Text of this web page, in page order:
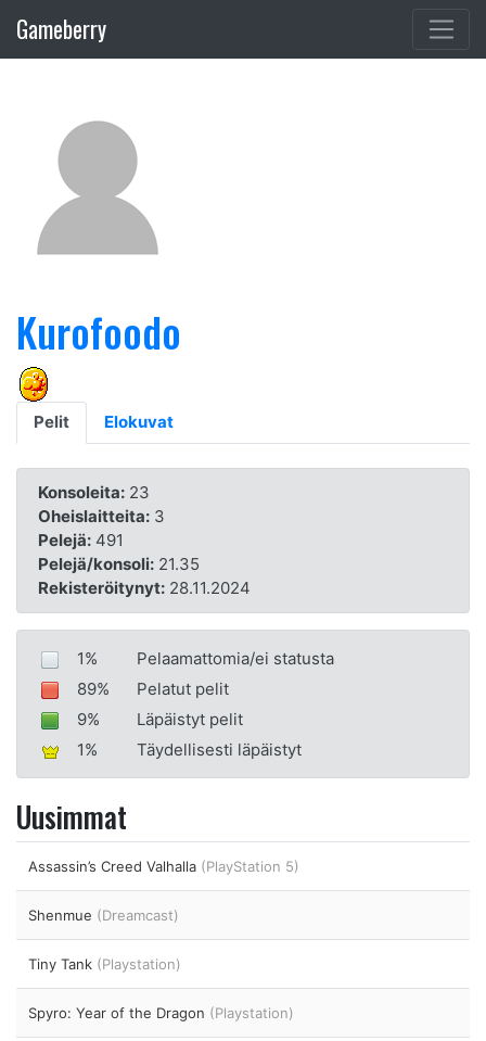
Gameberry
Kurofoodo
Pelit Elokuvat
Konsoleita:23
Oheislaitteita:3
Pelejä:491
Pelejä/konsoli:21.35
Rekisteröitynyt:28.11.2024
1%
Pelaamattomia/ei statusta
89%
Pelatut pelit
9%
Läpäistyt pelit
1%
Täydellisesti läpäistyt
Uusimmat
Assassin’s Creed Valhalla (PlayStation 5)
Shenmue (Dreamcast)
Tiny Tank (Playstation)
Spyro: Year of the Dragon (Playstation)